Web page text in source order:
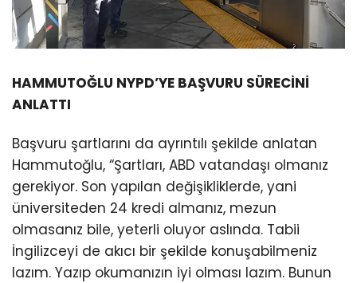
HAMMUTOĞLU NYPD’YE BAŞVURU SÜRECİNİ
ANLATTI
Başvuru şartlarını da ayrıntılı şekilde anlatan
Hammutoğlu, “Şartları, ABD vatandaşı olmanız
gerekiyor. Son yapılan değişikliklerde, yani
üniversiteden 24 kredi almanız, mezun
olmasanız bile, yeterli oluyor aslında. Tabii
İngilizceyi de akıcı bir şekilde konuşabilmeniz
lazım. Yazıp okumanızın iyi olması lazım. Bunun